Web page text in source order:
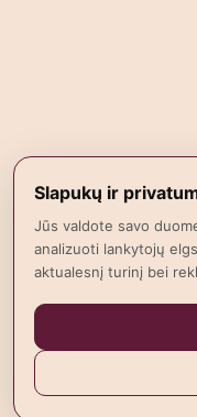
Slapukų ir
Jūs valdote savo
analizuoti lankytojų
aktualesnį turinį bei